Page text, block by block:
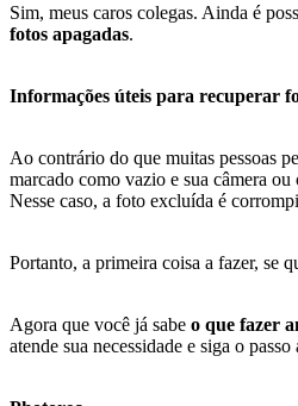
Sim, meus caros colegas. Ainda é
fotos apagadas.
Informações úteis para recuperar
Ao contrário do que muitas pessoas
marcado como vazio e sua câmera
Nesse caso, a foto excluída é
Portanto, a primeira coisa a fazer, se
Agora que você já sabe o que fazer
atende sua necessidade e siga o passo